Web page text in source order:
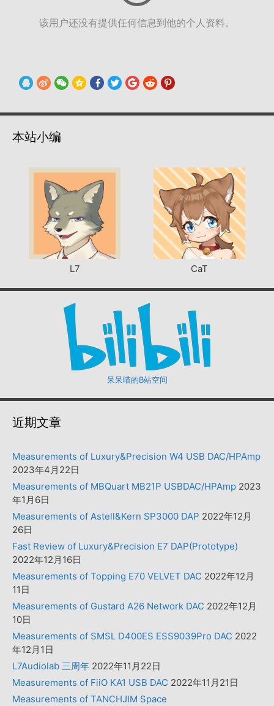
该用户还没有提供任何信息到他的个人资料。
本站小编
L7 CaT
呆呆喵的B站空间
近期文章
Measurements of Luxury&Precision W4 USB DAC/HPAmp
2023年4月22日
Measurements of MBQuart MB21P USBDAC/HPAmp 2023
年1月6日
Measurements of Astell&Kern SP3000 DAP 2022年12月
26日
Fast Review of Luxury&Precision E7 DAP(Prototype)
2022年12月16日
Measurements of Topping E70 VELVET DAC 2022年12月
11日
Measurements of Gustard A26 Network DAC 2022年12月
10日
Measurements of SMSL D400ES ESS9039Pro DAC 2022
年12月1日
L7Audiolab 三周年 2022年11月22日
Measurements of FiiO KA1 USB DAC 2022年11月21日
Measurements of TANCHJIM Space